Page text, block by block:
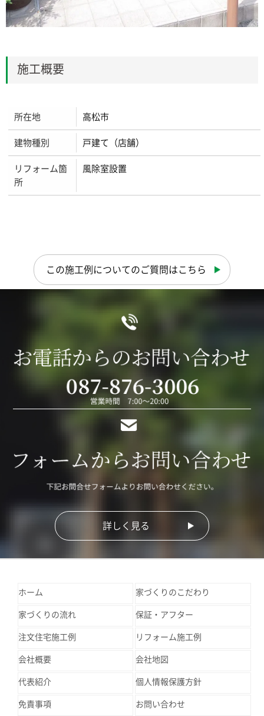
施工概要
所在地 高松市
建物種別 戸建て（店舗）
リフォーム箇
所
風除室設置
この施工例についてのご質問はこちら
詳しく見る
ホーム 家づくりのこだわり
家づくりの流れ 保証・アフター
注文住宅施工例 リフォーム施工例
会社概要 会社地図
代表紹介 個人情報保護方針
免責事項 お問い合わせ